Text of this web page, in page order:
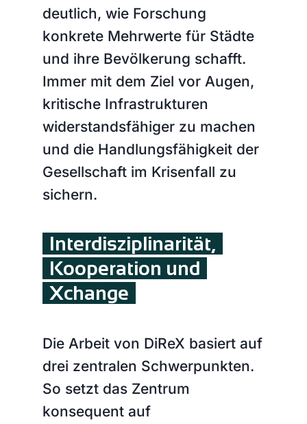
deutlich, wie Forschung
konkrete Mehrwerte für Städte
und ihre Bevölkerung schafft.
Immer mit dem Ziel vor Augen,
kritische Infrastrukturen
widerstandsfähiger zu machen
und die Handlungsfähigkeit der
Gesellschaft im Krisenfall zu
sichern.
Interdisziplinarität,
Kooperation und
Xchange
Die Arbeit von DiReX basiert auf
drei zentralen Schwerpunkten.
So setzt das Zentrum
konsequent auf